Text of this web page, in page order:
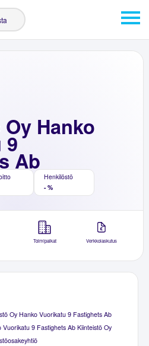
Hanko
9
Ab
Henkilöstö
- %
Toimipaikat Verkkolaskutus
Oy Hanko Vuorikatu 9 Fastighets Ab
Vuorikatu 9 Fastighets Ab Kiinteistö Oy